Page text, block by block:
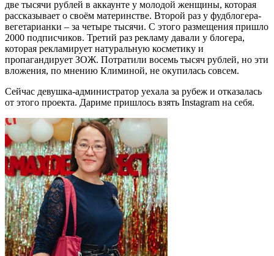
две тысячи рублей в аккаунте у молодой женщины, которая
рассказывает о своём материнстве. Второй раз у фудблогера-
вегетарианки – за четыре тысячи. С этого размещения пришло
2000 подписчиков. Третий раз рекламу давали у блогера,
которая рекламирует натуральную косметику и
пропагандирует ЗОЖ. Потратили восемь тысяч рублей, но эти
вложения, по мнению Климиной, не окупилась совсем.
Сейчас девушка-администратор уехала за рубеж и отказалась
от этого проекта. Дариме пришлось взять Instagram на себя.